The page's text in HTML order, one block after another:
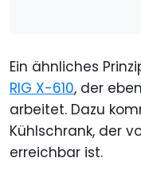
Ein ähnliches
RIG X-610, der
arbeitet. Dazu
Kühlschrank, der
erreichbar ist.